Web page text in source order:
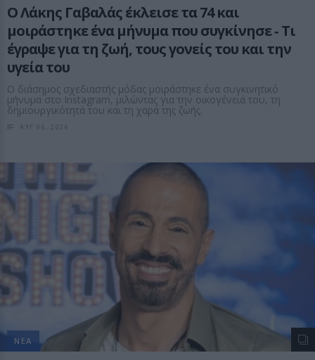
Ο Λάκης Γαβαλάς έκλεισε τα 74 και
μοιράστηκε ένα μήνυμα που συγκίνησε ‑ Τι
έγραψε για τη ζωή, τους γονείς του και την
υγεία του
Ο διάσημος σχεδιαστής μόδας μοιράστηκε ένα συγκινητικό
μήνυμα στο Instagram, μιλώντας για την οικογένειά του, τη
δημιουργικότητά του και τη χαρά της ζωής.
ΑΥΓ 06, 2026
ΝΕΑ